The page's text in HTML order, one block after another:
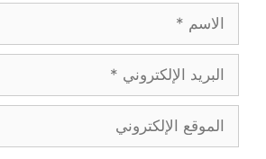
الإلكتروني
الإلكتروني